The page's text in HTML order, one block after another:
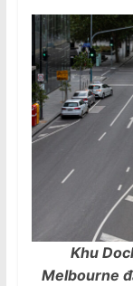
p
e
r
Khu
Melbourne